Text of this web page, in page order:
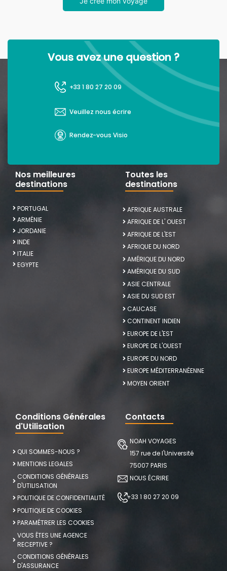
Nos meilleures
destinations
PORTUGAL
ARMÉNIE
JORDANIE
INDE
ITALIE
EGYPTE
Toutes les
destinations
AFRIQUE AUSTRALE
AFRIQUE DE L' OUEST
AFRIQUE DE L'EST
AFRIQUE DU NORD
AMÉRIQUE DU NORD
AMÉRIQUE DU SUD
ASIE CENTRALE
ASIE DU SUD EST
CAUCASE
CONTINENT INDIEN
EUROPE DE L'EST
EUROPE DE L'OUEST
EUROPE DU NORD
EUROPE MÉDITERRANÉENNE
MOYEN ORIENT
Conditions Générales
d'Utilisation
QUI SOMMES-NOUS ?
MENTIONS LEGALES
CONDITIONS GÉNÉRALES
D'UTILISATION
POLITIQUE DE CONFIDENTIALITÉ
POLITIQUE DE COOKIES
PARAMÉTRER LES COOKIES
VOUS ÊTES UNE AGENCE
RECEPTIVE ?
CONDITIONS GÉNÉRALES
D'ASSURANCE
Contacts
NOAH VOYAGES
157 rue de l'Université
75007 PARIS
NOUS ÉCRIRE
+33 1 80 27 20 09
Vous avez une question ?
+33 1 80 27 20 09
Veuillez nous écrire
Rendez-vous Visio